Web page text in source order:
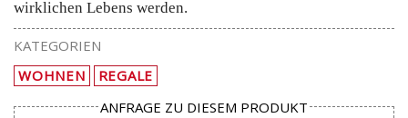
wirklichen Lebens werden.
KATEGORIEN
WOHNEN
REGALE
ANFRAGE ZU DIESEM PRODUKT